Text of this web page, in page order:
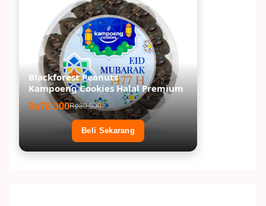
Blackforest Peanuts
Kampoeng Cookies Halal Premium
Rp78.300Rp80.000
Beli Sekarang